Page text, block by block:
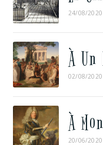
24/08/2020
À Un
02/08/2020
À
20/06/2020